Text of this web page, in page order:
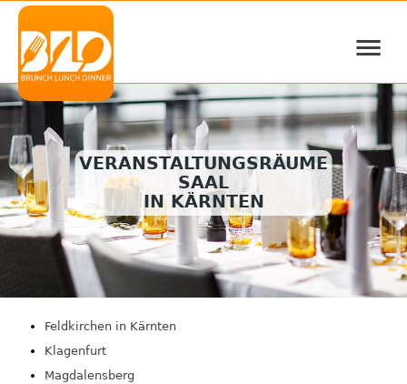
≡
VERANSTALTUNGSRÄUME
SAAL
IN KÄRNTEN
Feldkirchen in Kärnten
Klagenfurt
Magdalensberg